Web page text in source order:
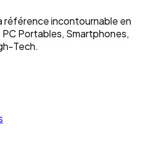
référence incontournable en
Portables, Smartphones,
Tech.